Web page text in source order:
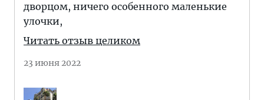
дворцом, ничего особенного маленькие
улочки,
Читать отзыв целиком
23 июня 2022